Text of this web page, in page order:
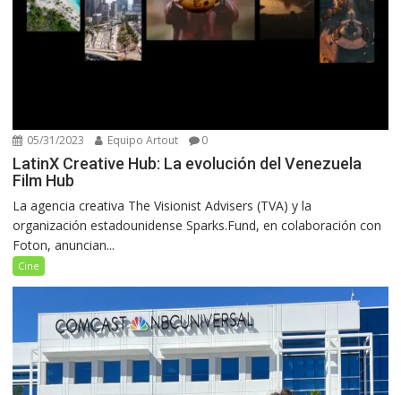
05/31/2023 Equipo Artout 0
LatinX Creative Hub: La evolución del Venezuela
Film Hub
La agencia creativa The Visionist Advisers (TVA) y la
organización estadounidense Sparks.Fund, en colaboración con
Foton, anuncian...
Cine